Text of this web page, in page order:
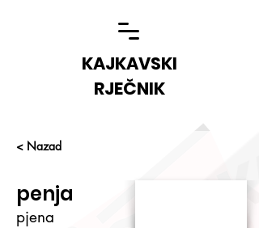
KAJKAVSKI
RJEČNIK
< Nazad
penja
pjena